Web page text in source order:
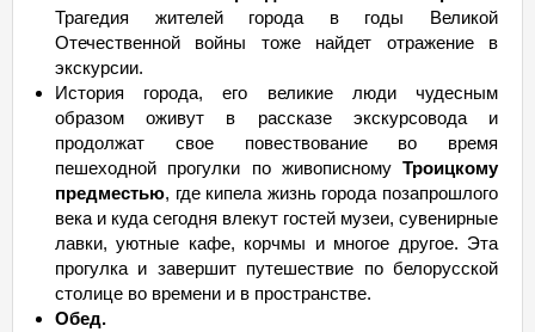
Трагедия жителей города в годы Великой
Отечественной войны тоже найдет отражение в
экскурсии.
История города, его великие люди чудесным
образом оживут в рассказе экскурсовода и
продолжат свое повествование во время
пешеходной прогулки по живописному Троицкому
предместью, где кипела жизнь города позапрошлого
века и куда сегодня влекут гостей музеи, сувенирные
лавки, уютные кафе, корчмы и многое другое. Эта
прогулка и завершит путешествие по белорусской
столице во времени и в пространстве.
Обед.